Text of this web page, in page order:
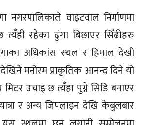
नगरपालिकाले वाइटवाल निर्माणमा
रहेका ढुंगा बिछाएर सिँढीहरु
अधिकांस स्थल र हिमाल देखी
मनोरम प्राकृतिक आनन्द दिने यो
उचाइ छ त्यँहा पुग्ने सिडि बनाएर
र अन्य जिपलाइन देखि केबुलबार